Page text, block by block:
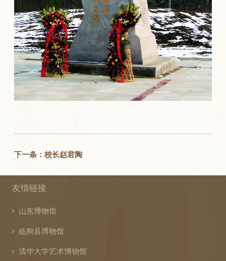
下一条：校长赵君陶
友情链接
山东博物馆
临朐县博物馆
清华大学艺术博物馆